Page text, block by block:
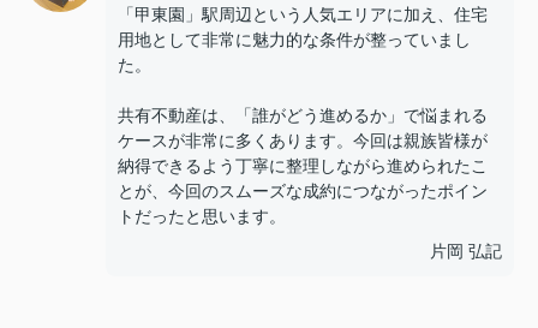
「甲東園」駅周辺という人気エリアに加え、住宅
用地として非常に魅力的な条件が整っていまし
た。
共有不動産は、「誰がどう進めるか」で悩まれる
ケースが非常に多くあります。今回は親族皆様が
納得できるよう丁寧に整理しながら進められたこ
とが、今回のスムーズな成約につながったポイン
トだったと思います。
片岡 弘記